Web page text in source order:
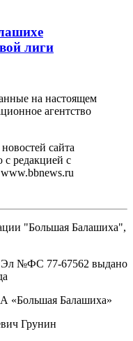
лиги
на настоящем
агентство
сайта
с редакцией с
"Большая Балашиха",
Эл №ФС ‎77-67562 выдано
«Большая Балашиха»
Грунин